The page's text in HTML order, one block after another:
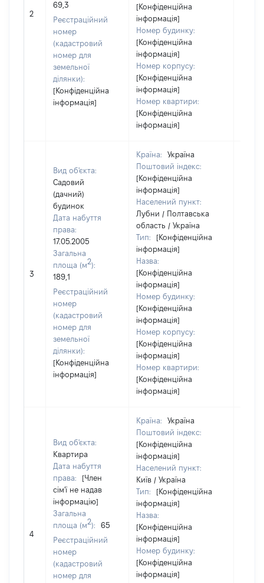
2
69,3
Реєстраційний
номер
(кадастровий
номер для
земельної
ділянки):
[Конфіденційна
інформація]
[Конфіденційна
інформація]
Номер будинку:
[Конфіденційна
інформація]
Номер корпусу:
[Конфіденційна
інформація]
Номер квартири:
[Конфіденційна
інформація]
3
Вид об'єкта:
Садовий
(дачний)
будинок
Дата набуття
права:
17.05.2005
Загальна
площа (м2):
189,1
Реєстраційний
номер
(кадастровий
номер для
земельної
ділянки):
[Конфіденційна
інформація]
Країна:
Україна
Поштовий індекс:
[Конфіденційна
інформація]
Населений пункт:
Лубни / Полтавська
область / Україна
Тип:
[Конфіденційна
інформація]
Назва:
[Конфіденційна
інформація]
Номер будинку:
[Конфіденційна
інформація]
Номер корпусу:
[Конфіденційна
інформація]
Номер квартири:
[Конфіденційна
інформація]
4
Вид об'єкта:
Квартира
Дата набуття
права:
[Член
сім'ї не надав
інформацію]
Загальна
площа (м2):
65
Реєстраційний
номер
(кадастровий
номер для
Країна:
Україна
Поштовий індекс:
[Конфіденційна
інформація]
Населений пункт:
Київ / Україна
Тип:
[Конфіденційна
інформація]
Назва:
[Конфіденційна
інформація]
Номер будинку:
[Конфіденційна
інформація]